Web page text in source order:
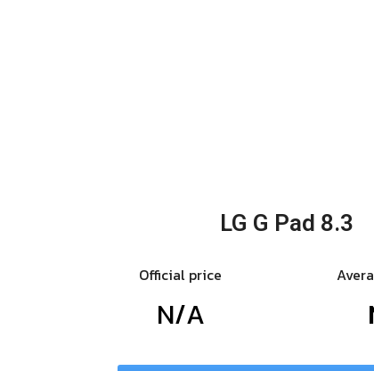
LG G Pad 8.3
Official price
N/A